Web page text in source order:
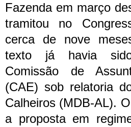
Fazenda em março
tramitou no
cerca de nove
texto já havia
Comissão de
(CAE) sob relatoria
Calheiros (MDB-AL).
a proposta em